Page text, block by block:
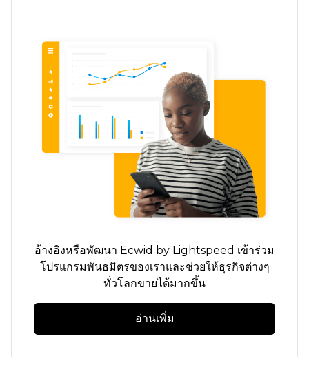
อ้างอิงหรือพัฒนา Ecwid by Lightspeed เข้าร่วม
โปรแกรมพันธมิตรของเราและช่วยให้ธุรกิจต่างๆ
ทั่วโลกขายได้มากขึ้น
อ่านเพิ่ม